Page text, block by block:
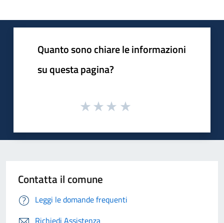
Quanto sono chiare le informazioni
su questa pagina?
Contatta il comune
Leggi le domande frequenti